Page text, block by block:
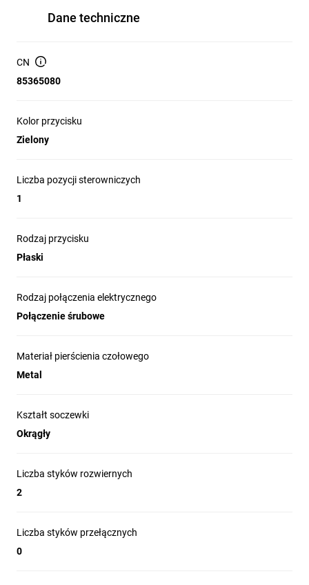
Dane techniczne
CN
85365080
Kolor przycisku
Zielony
Liczba pozycji sterowniczych
1
Rodzaj przycisku
Płaski
Rodzaj połączenia elektrycznego
Połączenie śrubowe
Materiał pierścienia czołowego
Metal
Kształt soczewki
Okrągły
Liczba styków rozwiernych
2
Liczba styków przełącznych
0